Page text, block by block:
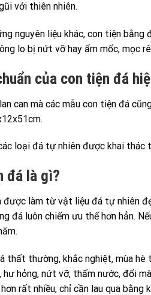
với thiên nhiên.
nguyên liệu khác, con tiện
lo bị nứt vỡ hay ẩm mốc, mọc
của con tiện đá
can mà các mẫu con tiện đá
loại đá tự nhiên được khai thác
đá là gì?
làm từ vật liệu đá tự nhiên
đá luôn chiếm ưu thế hơn hẳn.
thất thường, khắc nghiệt, mùa
hỏng, nứt vỡ, thấm nước, đổi
rất nhiều, chỉ cần lau qua